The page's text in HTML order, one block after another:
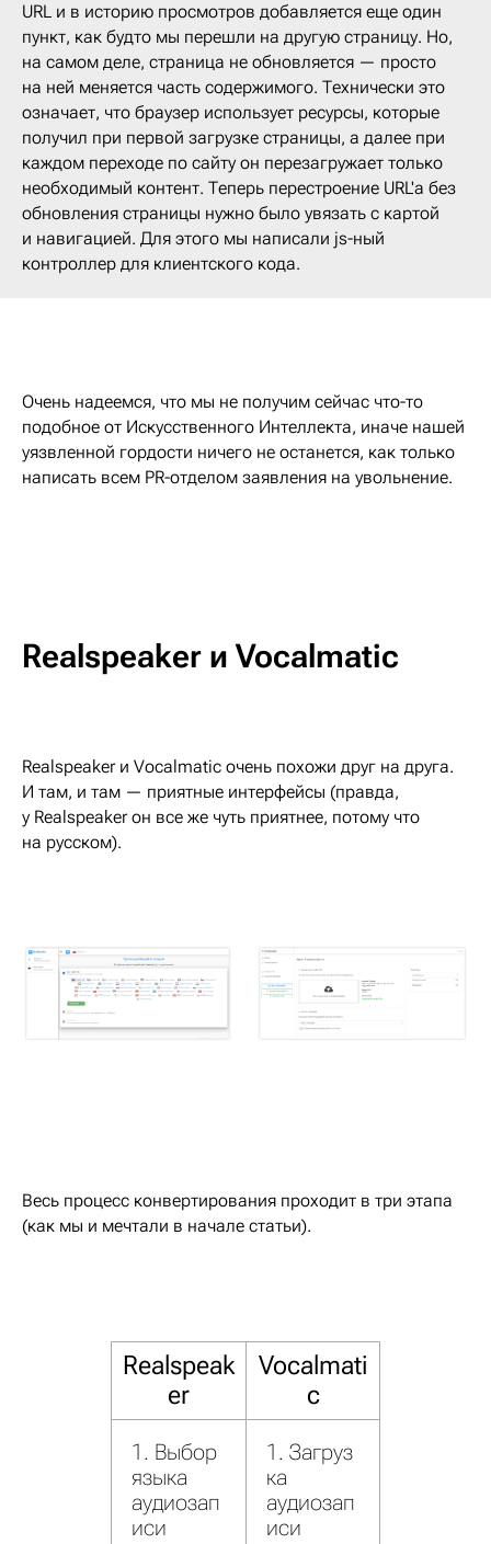
URL и в историю просмотров добавляется еще один
пункт, как будто мы перешли на другую страницу. Но,
на самом деле, страница не обновляется — просто
на ней меняется часть содержимого. Технически это
означает, что браузер использует ресурсы, которые
получил при первой загрузке страницы, а далее при
каждом переходе по сайту он перезагружает только
необходимый контент. Теперь перестроение URL'а без
обновления страницы нужно было увязать с картой
и навигацией. Для этого мы написали js-ный
контроллер для клиентского кода.
Очень надеемся, что мы не получим сейчас что-то
подобное от Искусственного Интеллекта, иначе нашей
уязвленной гордости ничего не останется, как только
написать всем PR-отделом заявления на увольнение.
Realspeaker и Vocalmatic
Realspeaker и Vocalmatic очень похожи друг на друга.
И там, и там — приятные интерфейсы (правда,
у Realspeaker он все же чуть приятнее, потому что
на русском).
Весь процесс конвертирования проходит в три этапа
(как мы и мечтали в начале статьи).
Realspeak
er
Vocalmati
c
1. Выбор
языка
аудиозап
иси
1. Загруз
ка
аудиозап
иси